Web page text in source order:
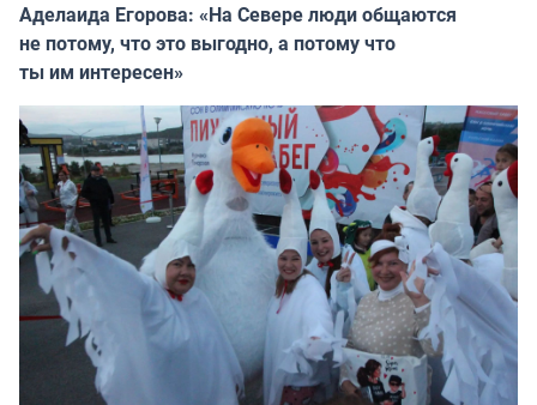
Аделаида Егорова: «На Севере люди общаются
не потому, что это выгодно, а потому что
ты им интересен»